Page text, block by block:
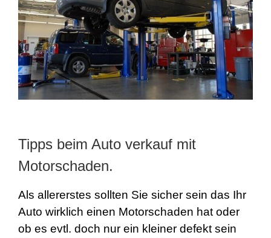
Tipps beim Auto verkauf mit
Motorschaden.
Als allererstes sollten Sie sicher sein das Ihr
Auto wirklich einen Motorschaden hat oder
ob es evtl. doch nur ein kleiner defekt sein